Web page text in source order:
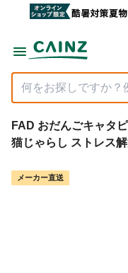
FAD おだんごキャタ
猫じゃらし ストレス
メーカー直送